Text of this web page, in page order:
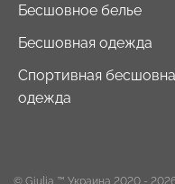
Бесшовное белье
Бесшовная одежда
Спортивная
одежда
© Giulia ™ Украина 2020 -